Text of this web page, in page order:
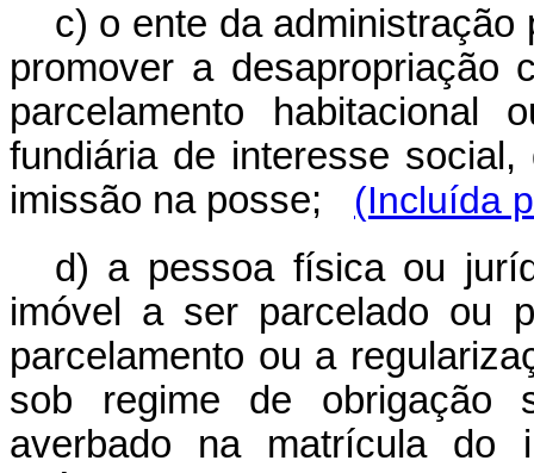
c) o ente da administração
promover a desapropriação
parcelamento habitacional
fundiária de interesse
imissão na posse; (Incluída
d) a pessoa física ou
imóvel a ser parcelado ou
parcelamento ou a
sob regime de obrigação
averbado na matrícula do